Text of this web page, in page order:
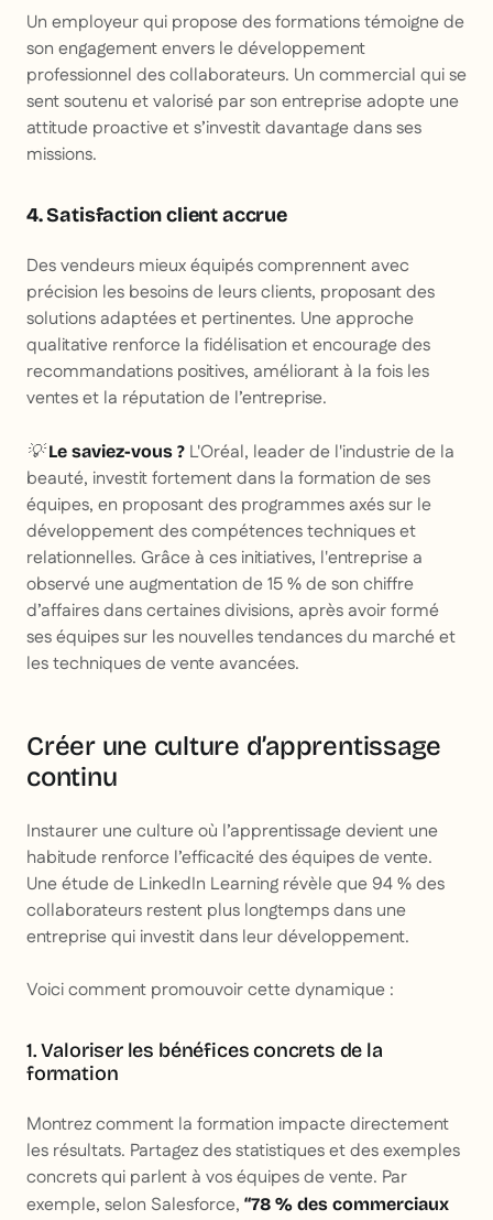
Un employeur qui propose des formations témoigne de
son engagement envers le développement
professionnel des collaborateurs. Un commercial qui se
sent soutenu et valorisé par son entreprise adopte une
attitude proactive et s’investit davantage dans ses
missions.
4. Satisfaction client accrue
Des vendeurs mieux équipés comprennent avec
précision les besoins de leurs clients, proposant des
solutions adaptées et pertinentes. Une approche
qualitative renforce la fidélisation et encourage des
recommandations positives, améliorant à la fois les
ventes et la réputation de l’entreprise.
💡Le saviez-vous ? L'Oréal, leader de l'industrie de la
beauté, investit fortement dans la formation de ses
équipes, en proposant des programmes axés sur le
développement des compétences techniques et
relationnelles. Grâce à ces initiatives, l'entreprise a
observé une augmentation de 15 % de son chiffre
d’affaires dans certaines divisions, après avoir formé
ses équipes sur les nouvelles tendances du marché et
les techniques de vente avancées.
Créer une culture d’apprentissage
continu
Instaurer une culture où l’apprentissage devient une
habitude renforce l’efficacité des équipes de vente.
Une étude de LinkedIn Learning révèle que 94 % des
collaborateurs restent plus longtemps dans une
entreprise qui investit dans leur développement.
Voici comment promouvoir cette dynamique :
1. Valoriser les bénéfices concrets de la
formation
Montrez comment la formation impacte directement
les résultats. Partagez des statistiques et des exemples
concrets qui parlent à vos équipes de vente. Par
exemple, selon Salesforce, “78 % des commerciaux